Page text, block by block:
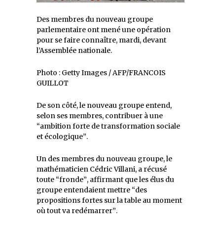
Des membres du nouveau groupe
parlementaire ont mené une opération
pour se faire connaître, mardi, devant
l’Assemblée nationale.
Photo : Getty Images / AFP/FRANCOIS
GUILLOT
De son côté, le nouveau groupe entend,
selon ses membres, contribuer à une
ambition forte de transformation sociale
et écologique .
Un des membres du nouveau groupe, le
mathématicien Cédric Villani, a récusé
toute fronde , affirmant que les élus du
groupe entendaient mettre
des
propositions fortes sur la table au moment
où tout va redémarrer .